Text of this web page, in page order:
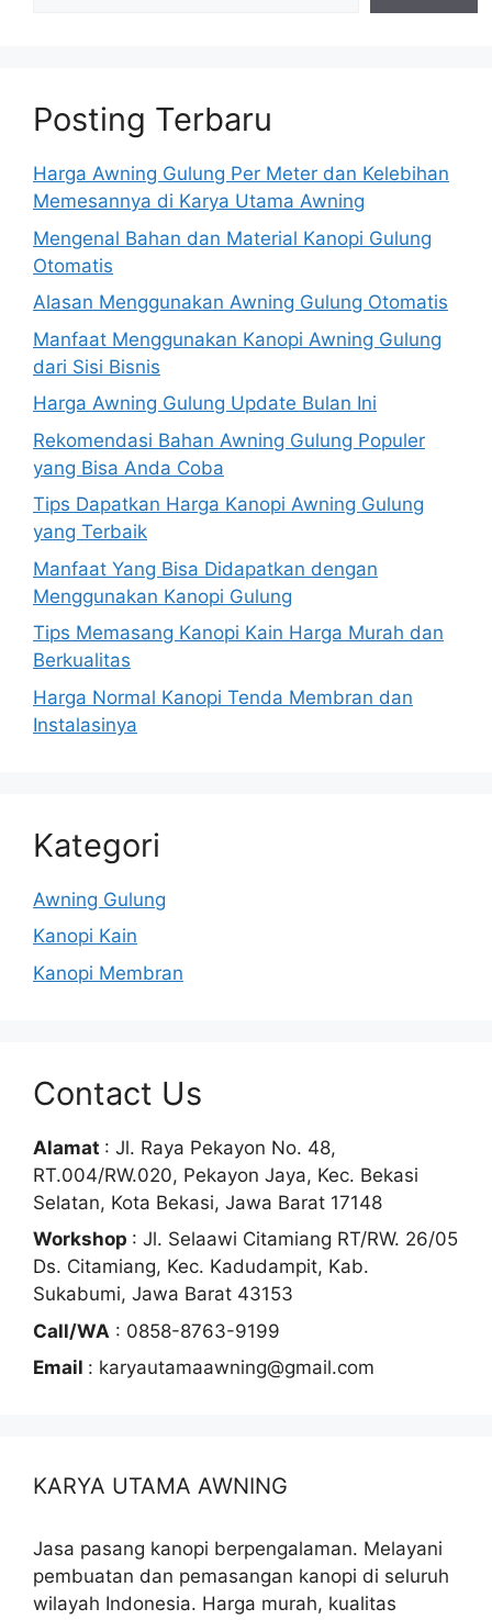
Posting Terbaru
Harga Awning Gulung Per Meter dan Kelebihan
Memesannya di Karya Utama Awning
Mengenal Bahan dan Material Kanopi Gulung
Otomatis
Alasan Menggunakan Awning Gulung Otomatis
Manfaat Menggunakan Kanopi Awning Gulung
dari Sisi Bisnis
Harga Awning Gulung Update Bulan Ini
Rekomendasi Bahan Awning Gulung Populer
yang Bisa Anda Coba
Tips Dapatkan Harga Kanopi Awning Gulung
yang Terbaik
Manfaat Yang Bisa Didapatkan dengan
Menggunakan Kanopi Gulung
Tips Memasang Kanopi Kain Harga Murah dan
Berkualitas
Harga Normal Kanopi Tenda Membran dan
Instalasinya
Kategori
Awning Gulung
Kanopi Kain
Kanopi Membran
Contact Us
Alamat : Jl. Raya Pekayon No. 48,
RT.004/RW.020, Pekayon Jaya, Kec. Bekasi
Selatan, Kota Bekasi, Jawa Barat 17148
Workshop : Jl. Selaawi Citamiang RT/RW. 26/05
Ds. Citamiang, Kec. Kadudampit, Kab.
Sukabumi, Jawa Barat 43153
Call/WA : 0858-8763-9199
Email : karyautamaawning@gmail.com
KARYA UTAMA AWNING
Jasa pasang kanopi berpengalaman. Melayani
pembuatan dan pemasangan kanopi di seluruh
wilayah Indonesia. Harga murah, kualitas